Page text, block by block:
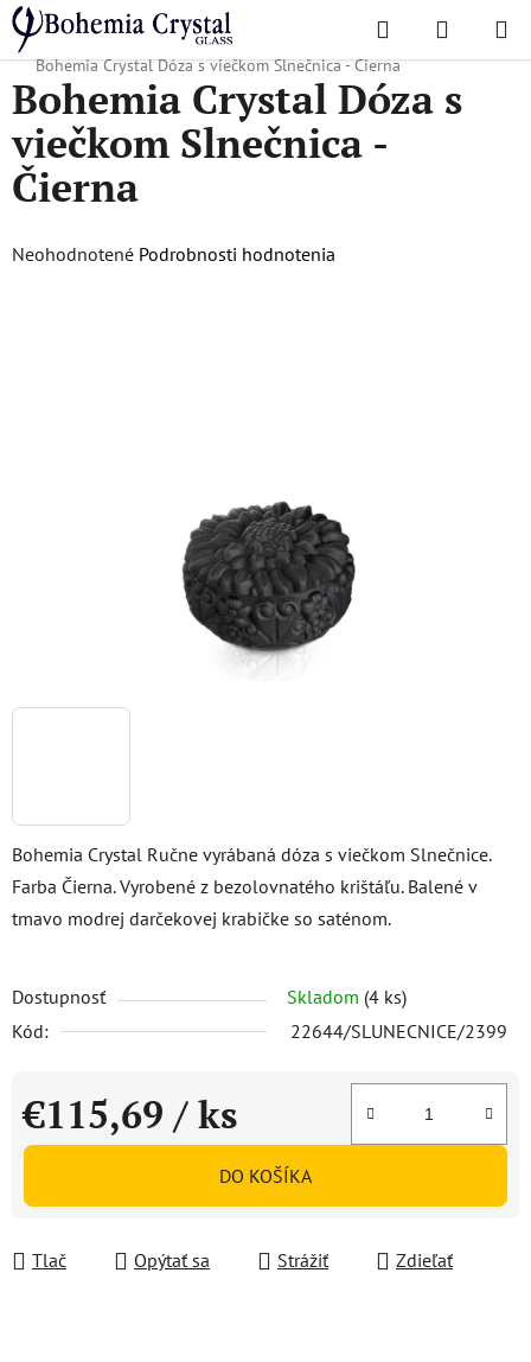
Prejsť
na
obsah
Hľadať
KOŠÍK
Domov
/ Obľúbené kolekcie / Vianočná ponuka Vánoční zboží
Bohemia Crystal Dóza s viečkom Slnečnica - Čierna
Bohemia Crystal Ručne vyrábaná dóza s viečkom Slnečnice.
Farba Čierna. Vyrobené z bezolovnatého krištáľu. Balené v
tmavo modrej darčekovej krabičke so saténom.
Dostupnosť Skladom (4 ks)
Kód:
22644/SLUNECNICE/2399
€115,69 / ks
Jednotková cena:
DO KOŠÍKA
Tlač Opýtať sa Strážiť Zdieľať
Bohemia Crystal Dóza s
viečkom Slnečnica -
Čierna
Priemerné
Neohodnotené Podrobnosti hodnotenia